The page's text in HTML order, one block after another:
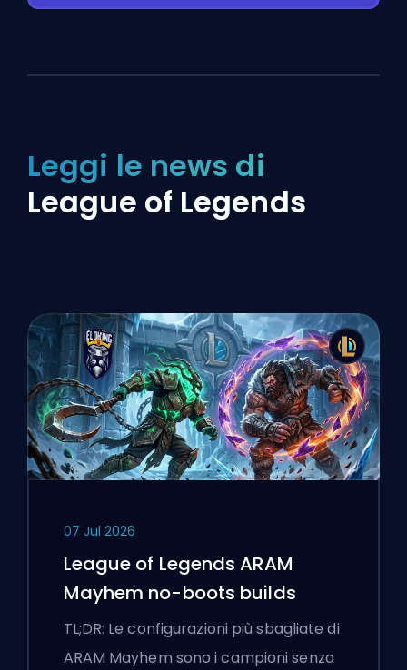
Leggi le news di
League of Legends
07 Jul 2026
League of Legends ARAM
Mayhem no-boots builds
TL;DR: Le configurazioni più sbagliate di
ARAM Mayhem sono i campioni senza